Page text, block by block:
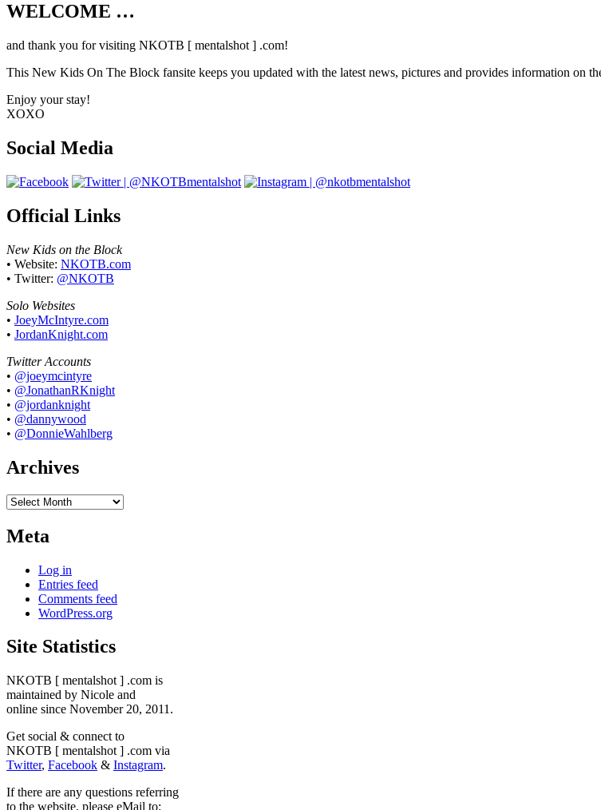
WELCOME …
and thank you for visiting NKOTB [ mentalshot ] .com!
This New Kids On The Block fansite keeps you updated with the latest news, pictures and provides information on
Enjoy your stay!
XOXO
Social Media
Official Links
New Kids on the Block
• Website: NKOTB.com
• Twitter: @NKOTB
Solo Websites
• JoeyMcIntyre.com
• JordanKnight.com
Twitter Accounts
• @joeymcintyre
• @JonathanRKnight
• @jordanknight
• @dannywood
• @DonnieWahlberg
Archives
Archives
Meta
Log in
Entries feed
Comments feed
WordPress.org
Site Statistics
NKOTB [ mentalshot ] .com is
maintained by Nicole and
online since November 20, 2011.
Get social & connect to
NKOTB [ mentalshot ] .com via
Twitter, Facebook & Instagram.
If there are any questions referring
to the website, please eMail to: